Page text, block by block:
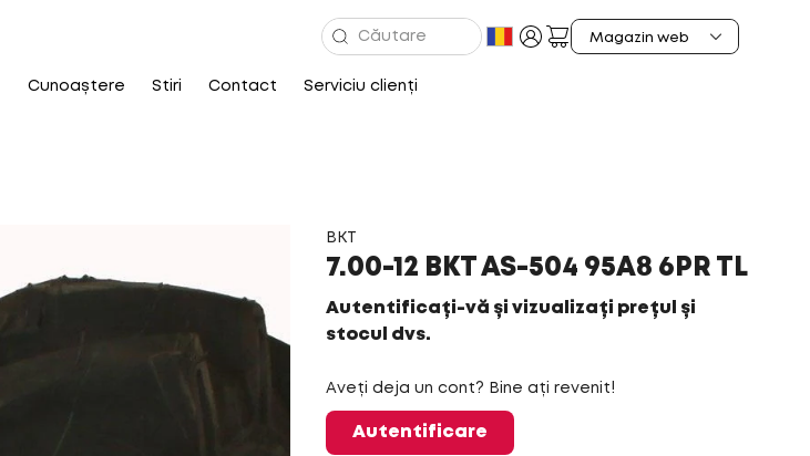
Cunoaștere Stiri Contact Serviciu clienți
BKT
7.00-12 BKT AS-504 95A8 6PR TL
Autentificați-vă și vizualizați prețul și
stocul dvs.
Aveți deja un cont? Bine ați revenit!
Autentificare